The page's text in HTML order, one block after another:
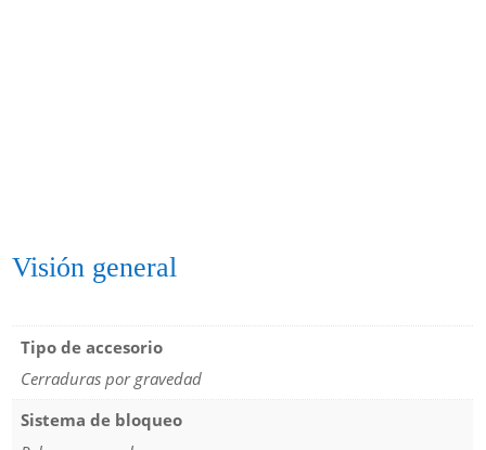
Visión general
Tipo de accesorio
Cerraduras por gravedad
Sistema de bloqueo